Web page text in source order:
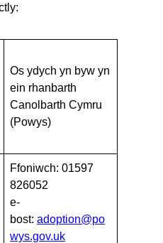
Os ydych yn byw yn
ein rhanbarth
Canolbarth Cymru
(Powys)
Ffoniwch: 01597
826052
e-
bost: adoption@po
wys.gov.uk